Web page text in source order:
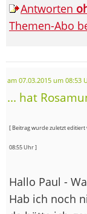
Antworten
Themen-Abo
am 07.03.2015 um 08:53
... hat
[ Beitrag wurde zuletzt editiert
08:55 Uhr ]
Hallo Paul -
Hab ich noch